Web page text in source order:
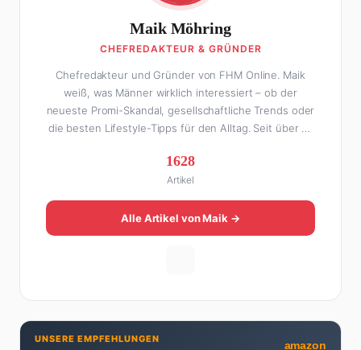
Maik Möhring
CHEFREDAKTEUR & GRÜNDER
Chefredakteur und Gründer von FHM Online. Maik
weiß, was Männer wirklich interessiert – ob der
neueste Promi-Skandal, gesellschaftliche Trends oder
die besten Lifestyle-Tipps für den Alltag. Seit über 10
Online zu einer der führenden Männer-Lifestyle-
Plattformen im deutschsprachigen Raum aufgebaut.
Sein Weg dahin war alles andere als geradlinig: Die
eine Hälfte seines Lebens stand er in der
Gastronomie – mit allem, was dazugehört. Die andere
dran. Wenn Maik nicht gerade den heißesten Tratsch
aus der Promi-Welt aufspürt oder die besten
1628
Artikel
Alle Artikel von Maik →
UNSERE EMPFEHLUNGEN
amazon